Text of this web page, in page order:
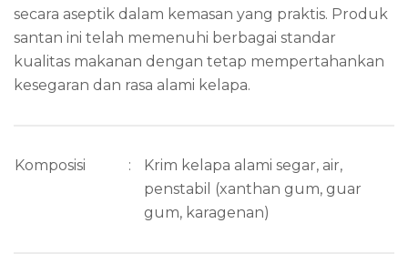
secara aseptik dalam kemasan yang praktis. Produk
santan ini telah memenuhi berbagai standar
kualitas makanan dengan tetap mempertahankan
kesegaran dan rasa alami kelapa.
Komposisi :
Krim kelapa alami segar, air,
penstabil (xanthan gum, guar
gum, karagenan)